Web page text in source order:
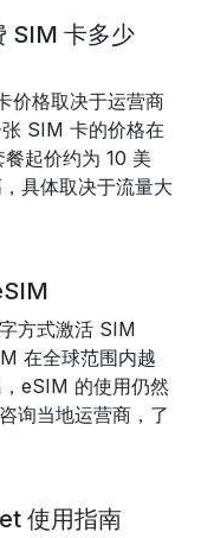
SIM 卡多少
价格取决于运营商
SIM 卡的价格在
起价约为 10 美
具体取决于流量大
方式激活 SIM
在全球范围内越
eSIM 的使用仍然
询当地运营商，了
使用指南